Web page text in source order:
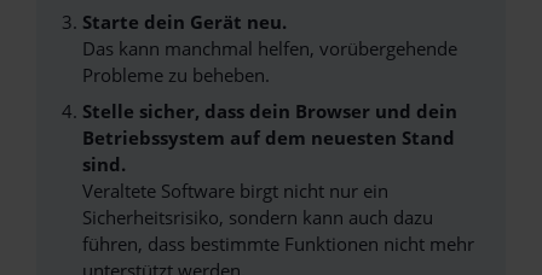
Starte dein Gerät neu.
Das kann manchmal helfen, vorübergehende
Probleme zu beheben.
Stelle sicher, dass dein Browser und dein
Betriebssystem auf dem neuesten Stand
sind.
Veraltete Software birgt nicht nur ein
Sicherheitsrisiko, sondern kann auch dazu
führen, dass bestimmte Funktionen nicht mehr
unterstützt werden.